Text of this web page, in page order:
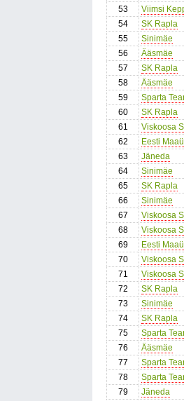
53
Viimsi
54
SK Rapla
55
Sinimäe
56
Ääsmäe
57
SK Rapla
58
Ääsmäe
59
Sparta
60
SK Rapla
61
Viskoosa
62
Eesti
63
Jäneda
64
Sinimäe
65
SK Rapla
66
Sinimäe
67
Viskoosa
68
Viskoosa
69
Eesti
70
Viskoosa
71
Viskoosa
72
SK Rapla
73
Sinimäe
74
SK Rapla
75
Sparta
76
Ääsmäe
77
Sparta
78
Sparta
79
Jäneda